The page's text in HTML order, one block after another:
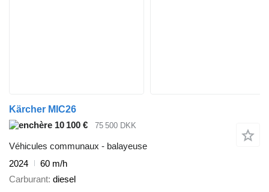
Kärcher MIC26
10 100 €
75 500 DKK
Véhicules communaux - balayeuse
2024
60 m/h
Carburant diesel